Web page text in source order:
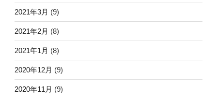
2021年3月 (9)
2021年2月 (8)
2021年1月 (8)
2020年12月 (9)
2020年11月 (9)